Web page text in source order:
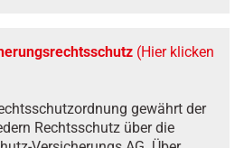
(Hier klicken
gewährt der
Rechtsschutz über die